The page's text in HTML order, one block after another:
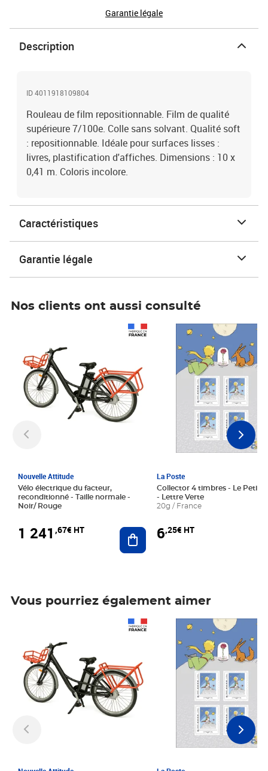
Garantie légale
Description
ID 4011918109804
Rouleau de film repositionnable. Film de qualité
supérieure 7/100e. Colle sans solvant. Qualité soft
: repositionnable. Idéale pour surfaces lisses :
livres, plastification d'affiches. Dimensions : 10 x
0,41 m. Coloris incolore.
Caractéristiques
Garantie légale
Nos clients ont aussi consulté
Nouvelle Attitude
Vélo électrique du facteur,
reconditionné - Taille normale -
Noir/ Rouge
1 241 ,67€ HT Ajouter au panier
La Poste
Collector 4 timbres - Le Petit
- Lettre Verte
20g / France
6,25€ HT
Prix 6,25€ HT
Vous pourriez également aimer
Prix 6,25€ HT